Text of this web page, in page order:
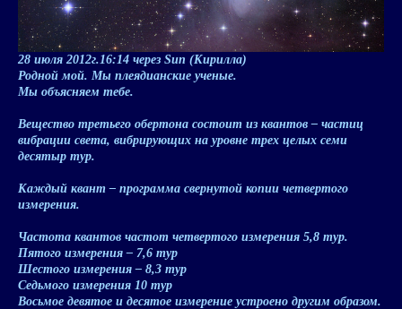
28 июля 2012г.16:14 через Sun (Кирилла)
Родной мой. Мы плеядианские ученые.
Мы объясняем тебе.
Вещество третьего обертона состоит из квантов – частиц
вибрации света, вибрирующих на уровне трех целых семи
десятыр тур.
Каждый квант – программа свернутой копии четвертого
измерения.
Частота квантов частот четвертого измерения 5,8 тур.
Пятого измерения – 7,6 тур
Шестого измерения – 8,3 тур
Седьмого измерения 10 тур
Восьмое девятое и десятое измерение устроено другим образом.